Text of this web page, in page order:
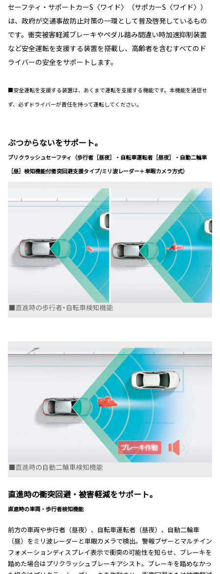
セーフティ・サポートカーS〈ワイド〉（サポカーS〈ワイド〉）
は、政府が交通事故防止対策の一環として普及啓発しているもの
です。衝突被害軽減ブレーキやペダル踏み間違い時加速抑制装置
など安全運転を支援する装置を搭載し、高齢者を含むすべてのド
ライバーの安全をサポートします。
■安全運転を支援する装置は、あくまで運転を支援する機能です。本機能を過信せ
ず、必ずドライバーが責任を持って運転してください。
ぶつからないをサポート。
プリクラッシュセーフティ（歩行者［昼夜］・自転車運転者［昼夜］・自動二輪車
［昼］検知機能付衝突回避支援タイプ/ミリ波レーダー＋単眼カメラ方式）
直進時の衝突回避・被害軽減をサポート。
直進時の車両・歩行者検知機能
前方の車両や歩行者（昼夜）、自転車運転者（昼夜）、自動二輪車
（昼）をミリ波レーダーと単眼カメラで検出。警報ブザーとマルチイン
フォメーションディスプレイ表示で衝突の可能性を知らせ、ブレーキを
踏めた場合はプリクラッシュブレーキアシスト。ブレーキを踏めなかっ